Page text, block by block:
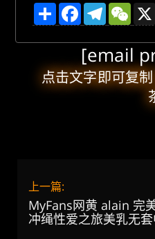
分
享
F
a
c
e
b
o
o
k
T
e
l
e
g
r
a
m
W
C
h
a
t
[email
点击文字即可复
上一篇:
MyFans网黄 alain 完
冲绳性爱之旅美乳无